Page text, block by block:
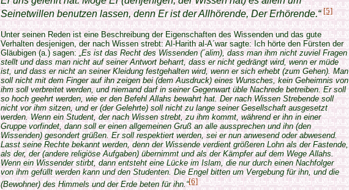
Seinetwillen benutzen lassen, denn Er ist der Allhörende, Der Erhörende.“[5]
Unter seinen Reden ist eine Beschreibung der Eigenschaften des Wissenden und das gute
Verhalten desjenigen, der nach Wissen strebt: Al-Harith al-A´war sagte: Ich hörte den Fürsten der
Gläubigen (a.) sagen:„Es ist das Recht des Wissenden (´alim), dass man ihm nicht zuviel Fragen
stellt und dass man nicht auf seiner Antwort beharrt, dass er nicht gedrängt wird, wenn er müde
ist, und dass er nicht an seiner Kleidung festgehalten wird, wenn er sich erhebt (zum Gehen). Man
soll nicht mit dem Finger auf ihn zeigen bei (dem Ausdruck) eines Wunsches, kein Geheimnis von
ihm soll verbreitet werden, und niemand darf in seiner Gegenwart üble Nachrede betreiben. Er soll
so hoch geehrt werden, wie er den Befehl Allahs bewahrt hat. Der nach Wissen Strebende soll
nicht vor ihm sitzen, und er (der Gelehrte) soll nicht zu lange seiner Gesellschaft ausgesetzt
werden. Wenn ein Student, der nach Wissen strebt, zu ihm kommt, während er ihn in einer
Gruppe vorfindet, dann soll er einen allgemeinen Gruß an alle aussprechen und ihn (den
Wissenden) gesondert grüßen. Er soll respektiert werden, sei er nun anwesend oder abwesend.
Lasst seine Rechte bekannt werden, denn der Wissende verdient größeren Lohn als der Fastende,
als der, der (andere religiöse Aufgaben) übernimmt und als der Kämpfer auf dem Wege Allahs.
Wenn ein Wissender stirbt, dann entsteht eine Lücke im Islam, die nur durch einen Nachfolger
von ihm gefüllt werden kann und den Studenten. Die Engel bitten um Vergebung für ihn, und die
(Bewohner) des Himmels und der Erde beten für ihn.“[6]